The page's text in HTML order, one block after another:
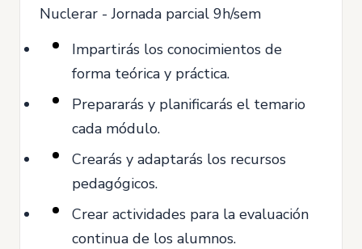
Nuclerar - Jornada parcial 9h/sem
Impartirás los conocimientos de
forma teórica y práctica.
Prepararás y planificarás el temario
cada módulo.
Crearás y adaptarás los recursos
pedagógicos.
Crear actividades para la evaluación
continua de los alumnos.